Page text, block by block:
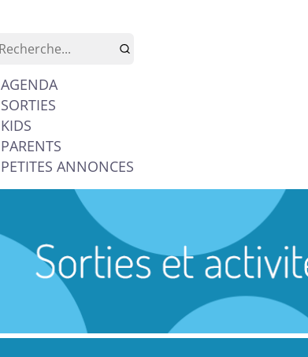
AGENDA
SORTIES
KIDS
PARENTS
PETITES ANNONCES